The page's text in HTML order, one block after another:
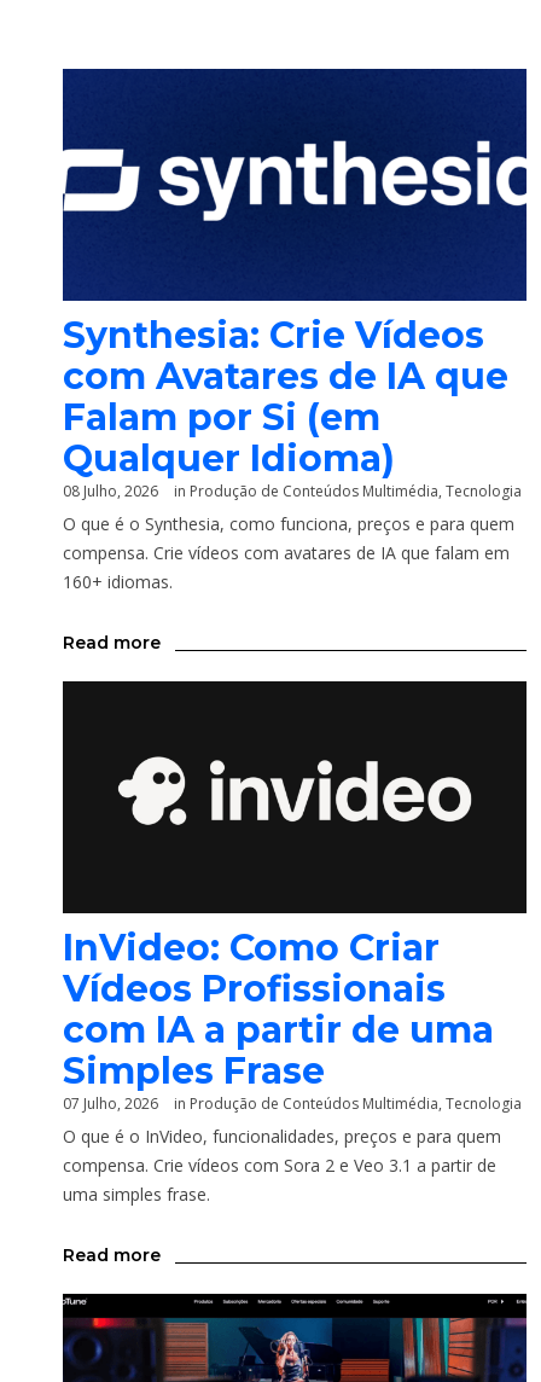
Synthesia: Crie Vídeos
com Avatares de IA que
Falam por Si (em
Qualquer Idioma)
08 Julho, 2026 in Produção de Conteúdos Multimédia, Tecnologia
O que é o Synthesia, como funciona, preços e para quem
compensa. Crie vídeos com avatares de IA que falam em
160+ idiomas.
Read more
InVideo: Como Criar
Vídeos Profissionais
com IA a partir de uma
Simples Frase
07 Julho, 2026 in Produção de Conteúdos Multimédia, Tecnologia
O que é o InVideo, funcionalidades, preços e para quem
compensa. Crie vídeos com Sora 2 e Veo 3.1 a partir de
uma simples frase.
Read more